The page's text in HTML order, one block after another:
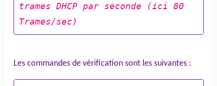
trames DHCP par seconde (ici 80
Trames/sec)
Les commandes de vérification sont les suivantes :